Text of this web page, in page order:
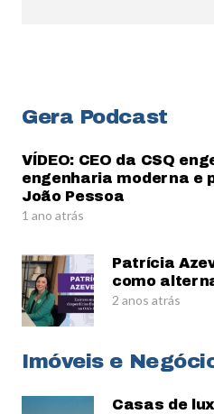
Gera Podcast
VÍDEO: CEO da CSQ
engenharia moderna e
João Pessoa
1 ano atrás
Patrícia
como
2 anos atrás
Imóveis e
Casas de